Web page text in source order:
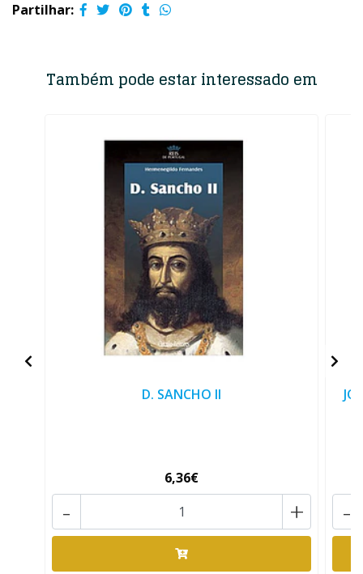
Partilhar:
Também pode estar interessado em
D. SANCHO II
6,36€
+
- -